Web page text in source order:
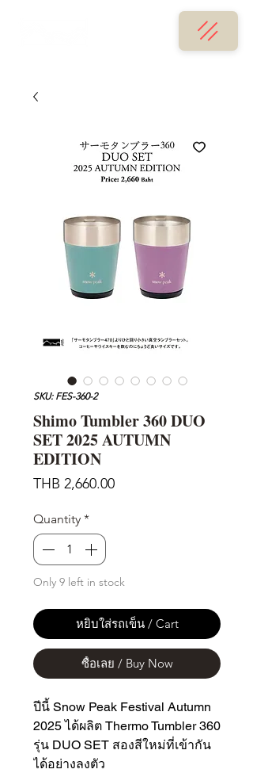
SKU: FES-360-2
Shimo Tumbler 360 DUO
SET 2025 AUTUMN
EDITION
THB 2,660.00Price
Quantity *
Only 9 left in stock
หยิบใส่รถเข็น / Cart
ซื้อเลย / Buy Now
ปีนี้ Snow Peak Festival Autumn
2025 ได้ผลิต Thermo Tumbler 360
รุ่น DUO SET สองสีใหม่ที่เข้ากัน
ได้อย่างลงตัว